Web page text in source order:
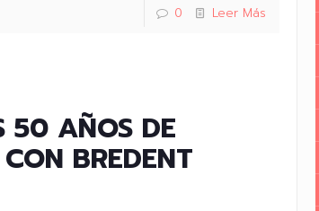
0 Leer Más
50 AÑOS DE
BREDENT